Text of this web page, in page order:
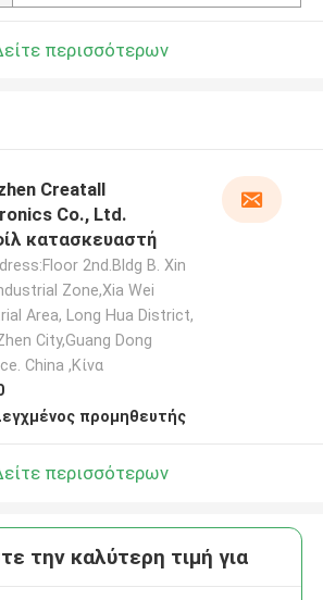
περισσότερων
Creatall
Co., Ltd.
κατασκευαστή
2nd.Bldg B. Xin
Zone,Xia Wei
Area, Long Hua District,
City,Guang Dong
China ,Κίνα
προμηθευτής
περισσότερων
την καλύτερη τιμή για